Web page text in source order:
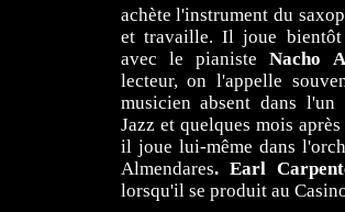
achète l'instrument du
et travaille. Il joue bientôt
avec le pianiste Nacho
lecteur, on l'appelle
musicien absent dans l'un
Jazz et quelques mois
il joue lui-même dans
Almendares. Earl
lorsqu'il se produit au